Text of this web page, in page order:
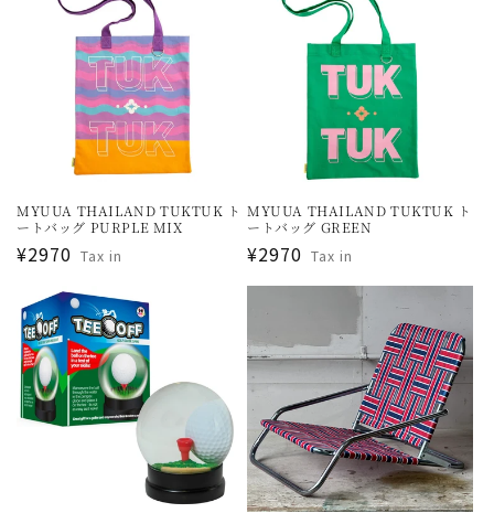
MYUUA THAILAND TUKTUK ト
ートバッグ PURPLE MIX
通
価
格
¥2970 Tax in
MYUUA THAILAND TUKTUK ト
ートバッグ GREEN
通
常
¥2970 Tax in